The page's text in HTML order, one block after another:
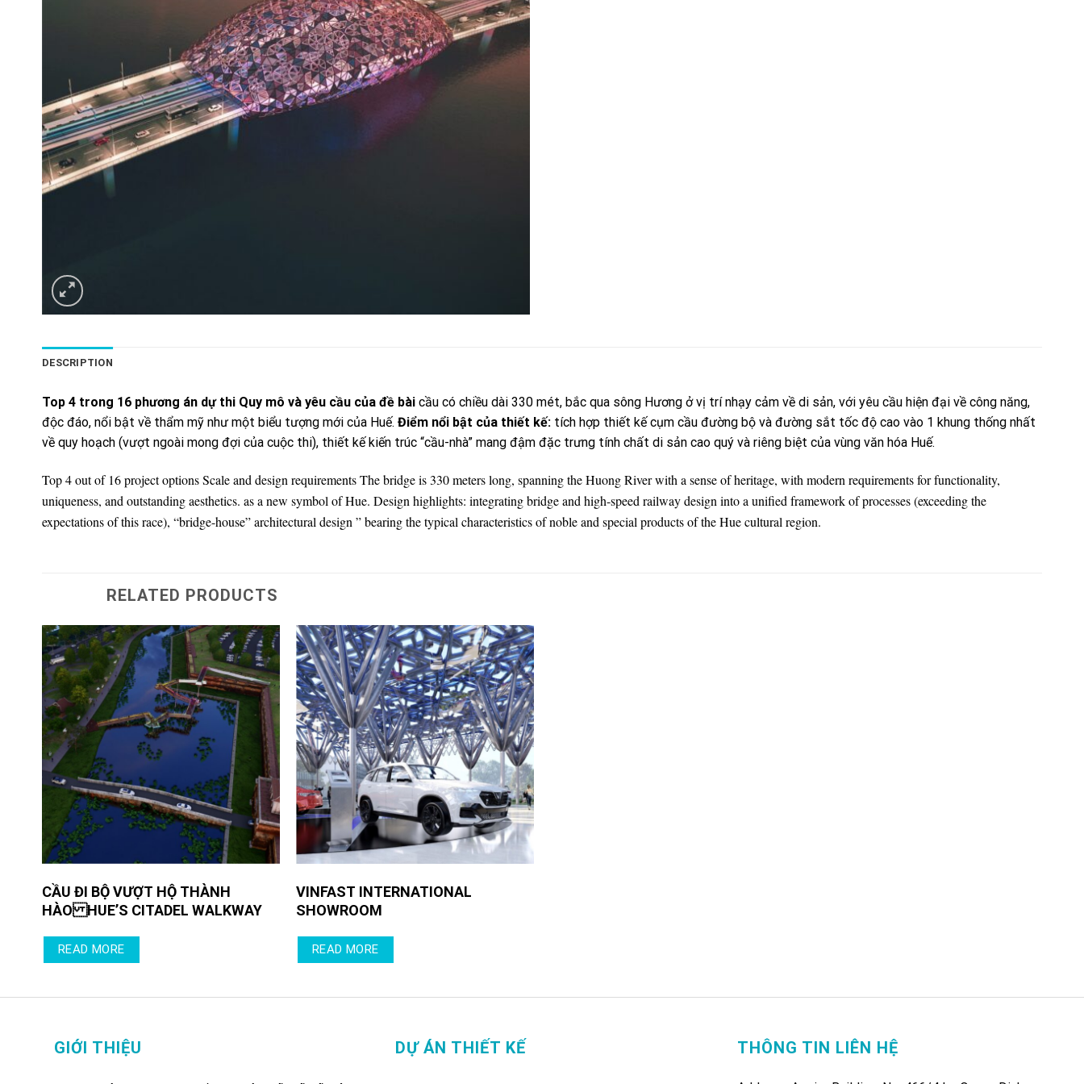
DESCRIPTION
Top 4 trong 16 phương án dự thi Quy mô và yêu cầu của đề bài cầu có chiều dài 330 mét, bắc qua sông Hương ở vị trí nhạy cảm về di sản, với yêu cầu hiện đại về công năng,
độc đáo, nổi bật về thẩm mỹ như một biểu tượng mới của Huế. Điểm nổi bật của thiết kế: tích hợp thiết kế cụm cầu đường bộ và đường sắt tốc độ cao vào 1 khung thống nhất
về quy hoạch (vượt ngoài mong đợi của cuộc thi), thiết kế kiến trúc “cầu-nhà” mang đậm đặc trưng tính chất di sản cao quý và riêng biệt của vùng văn hóa Huế.
Top 4 out of 16 project options Scale and design requirements The bridge is 330 meters long, spanning the Huong River with a sense of heritage, with modern requirements for functionality,
uniqueness, and outstanding aesthetics. as a new symbol of Hue. Design highlights: integrating bridge and high-speed railway design into a unified framework of processes (exceeding the
expectations of this race), “bridge-house” architectural design ” bearing the typical characteristics of noble and special products of the Hue cultural region.
RELATED PRODUCTS
CẦU ĐI BỘ VƯỢT HỘ THÀNH
HÀO HUE’S CITADEL WALKWAY
READ MORE
VINFAST INTERNATIONAL
SHOWROOM
READ MORE
GIỚI THIỆU DỰ ÁN THIẾT KẾ THÔNG TIN LIÊN HỆ